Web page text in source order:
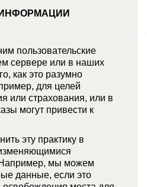
пользовательские
сервере или в наших
как это разумно
для целей
или страхования, или в
могут привести к
эту практику в
мы можем
данные, если это